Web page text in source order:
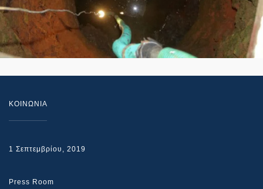
ΚΟΙΝΩΝΙΑ
1 Σεπτεμβρίου, 2019
Press Room